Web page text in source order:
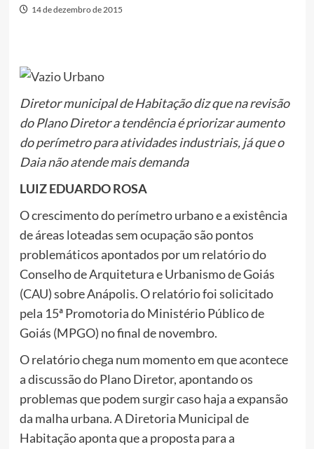
14 de dezembro de 2015
Diretor municipal de Habitação diz que na revisão
do Plano Diretor a tendência é priorizar aumento
do perímetro para atividades industriais, já que o
Daia não atende mais demanda
LUIZ EDUARDO ROSA
O crescimento do perímetro urbano e a existência
de áreas loteadas sem ocupação são pontos
problemáticos apontados por um relatório do
Conselho de Arquitetura e Urbanismo de Goiás
(CAU) sobre Anápolis. O relatório foi solicitado
pela 15ª Promotoria do Ministério Público de
Goiás (MPGO) no final de novembro.
O relatório chega num momento em que acontece
a discussão do Plano Diretor, apontando os
problemas que podem surgir caso haja a expansão
da malha urbana. A Diretoria Municipal de
Habitação aponta que a proposta para a